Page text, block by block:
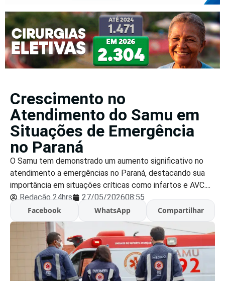
Crescimento no
Atendimento do Samu em
Situações de Emergência
no Paraná
O Samu tem demonstrado um aumento significativo no
atendimento a emergências no Paraná, destacando sua
importância em situações críticas como infartos e AVC....
Redação 24hrs
27/05/202608:55
Facebook
WhatsApp Compartilhar